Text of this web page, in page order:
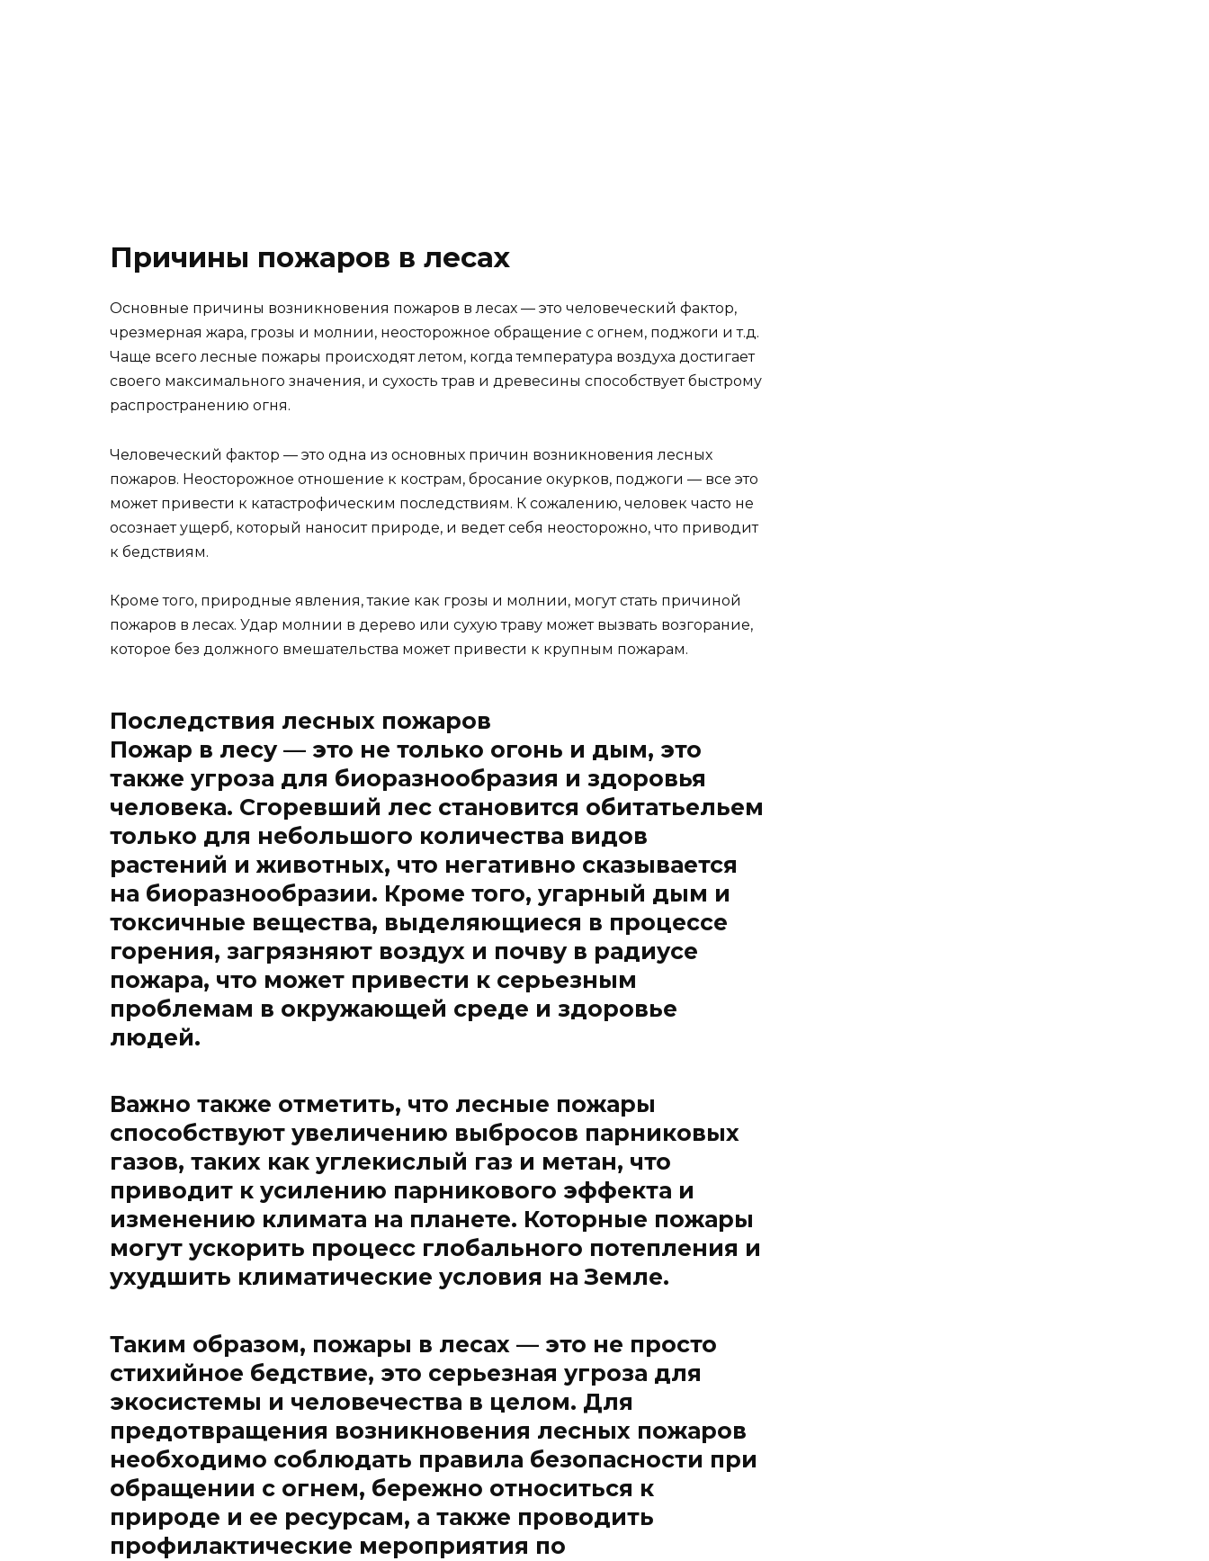
Причины пожаров в лесах
Основные причины возникновения пожаров в лесах — это человеческий фактор,
чрезмерная жара, грозы и молнии, неосторожное обращение с огнем, поджоги и т.д.
Чаще всего лесные пожары происходят летом, когда температура воздуха достигает
своего максимального значения, и сухость трав и древесины способствует быстрому
распространению огня.
Человеческий фактор — это одна из основных причин возникновения лесных
пожаров. Неосторожное отношение к кострам, бросание окурков, поджоги — все это
может привести к катастрофическим последствиям. К сожалению, человек часто не
осознает ущерб, который наносит природе, и ведет себя неосторожно, что приводит
к бедствиям.
Кроме того, природные явления, такие как грозы и молнии, могут стать причиной
пожаров в лесах. Удар молнии в дерево или сухую траву может вызвать возгорание,
которое без должного вмешательства может привести к крупным пожарам.
Последствия лесных пожаров
Пожар в лесу — это не только огонь и дым, это
также угроза для биоразнообразия и здоровья
человека. Сгоревший лес становится обитатьельем
только для небольшого количества видов
растений и животных, что негативно сказывается
на биоразнообразии. Кроме того, угарный дым и
токсичные вещества, выделяющиеся в процессе
горения, загрязняют воздух и почву в радиусе
пожара, что может привести к серьезным
проблемам в окружающей среде и здоровье
людей.
Важно также отметить, что лесные пожары
способствуют увеличению выбросов парниковых
газов, таких как углекислый газ и метан, что
приводит к усилению парникового эффекта и
изменению климата на планете. Которные пожары
могут ускорить процесс глобального потепления и
ухудшить климатические условия на Земле.
Таким образом, пожары в лесах — это не просто
стихийное бедствие, это серьезная угроза для
экосистемы и человечества в целом. Для
предотвращения возникновения лесных пожаров
необходимо соблюдать правила безопасности при
обращении с огнем, бережно относиться к
природе и ее ресурсам, а также проводить
профилактические мероприятия по